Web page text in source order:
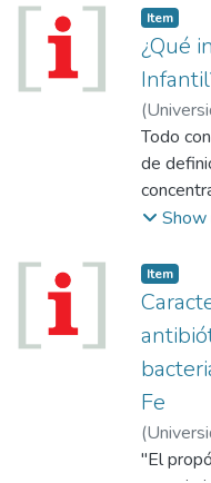
nuestra
contar
uno hizo
esto
lugares
durante
como
Item
¿Qué
(
Federico
Todo
de
se
al
niños
vivos en
área
nacidos
Show
Item
Fe
(
Ana
"El